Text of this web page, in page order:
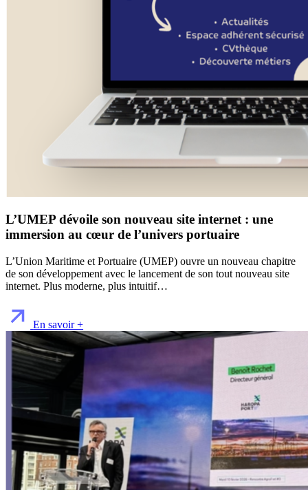
L’UMEP dévoile son nouveau site internet : une
immersion au cœur de l’univers portuaire
L’Union Maritime et Portuaire (UMEP) ouvre un nouveau chapitre
de son développement avec le lancement de son tout nouveau site
internet. Plus moderne, plus intuitif…
En savoir +